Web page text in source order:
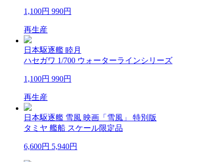
1,100円 990円
再生産
日本駆逐艦 睦月
ハセガワ 1/700 ウォーターラインシリーズ
1,100円 990円
再生産
日本駆逐艦 雪風 映画「雪風」 特別版
タミヤ 艦船 スケール限定品
6,600円 5,940円